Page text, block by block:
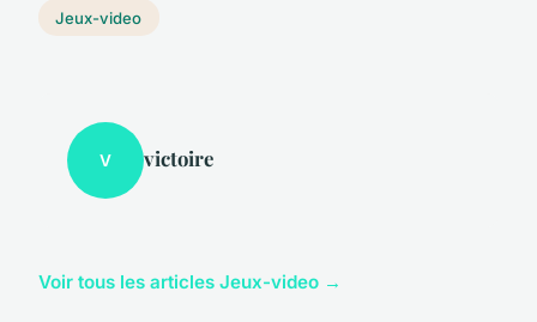
Jeux-video
V victoire
Voir tous les articles Jeux-video →